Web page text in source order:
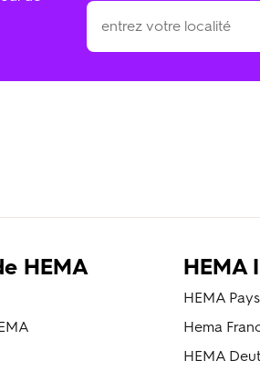
HEMA HEMA
HEMA
Hema
HEMA